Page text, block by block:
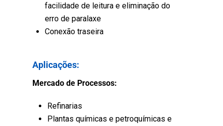
facilidade de leitura e eliminação do
erro de paralaxe
Conexão traseira
Aplicações:
Mercado de Processos:
Refinarias
Plantas químicas e petroquímicas e